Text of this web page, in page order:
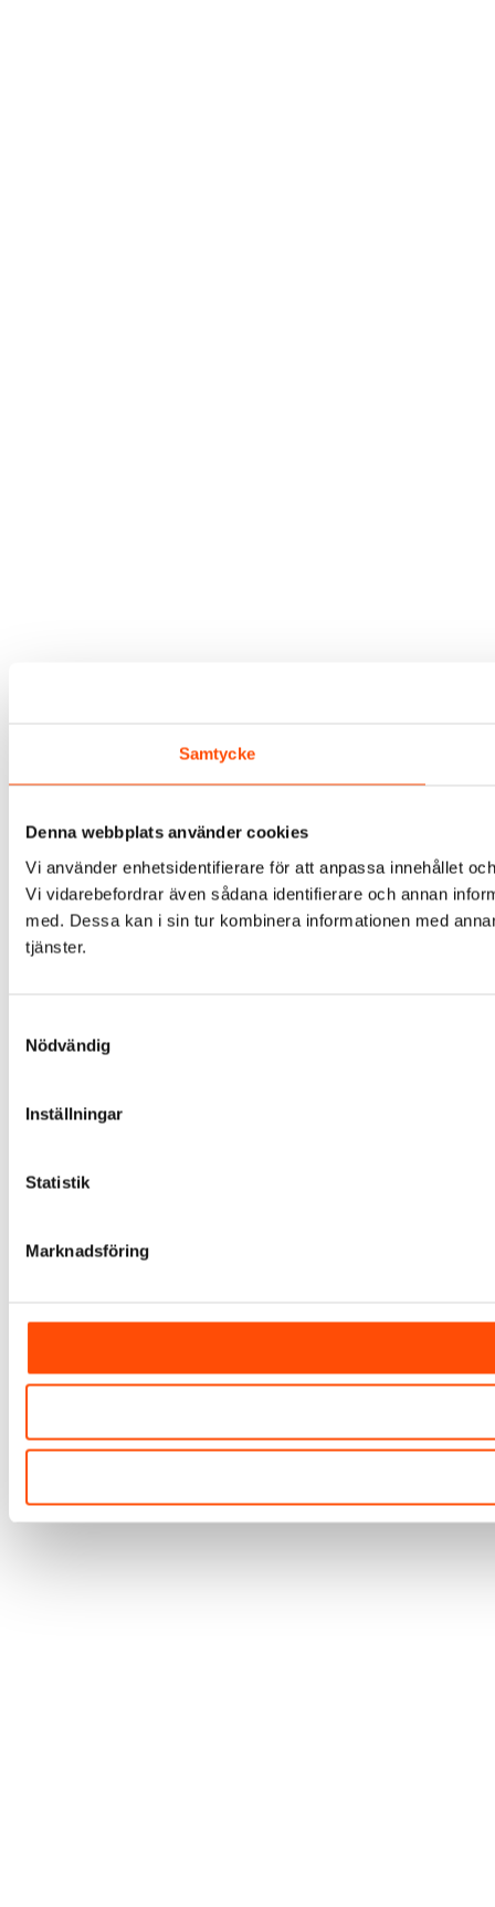
Samtycke
Denna webbplats använder cookies
Vi använder enhetsidentifierare för att anpassa innehållet
Vi vidarebefordrar även sådana identifierare och annan
med. Dessa kan i sin tur kombinera informationen med
tjänster.
Nödvändig
Inställningar
Statistik
Marknadsföring